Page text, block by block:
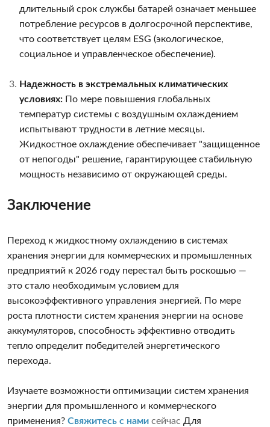
длительный срок службы батарей означает меньшее
потребление ресурсов в долгосрочной перспективе,
что соответствует целям ESG (экологическое,
социальное и управленческое обеспечение).
Надежность в экстремальных климатических
условиях: По мере повышения глобальных
температур системы с воздушным охлаждением
испытывают трудности в летние месяцы.
Жидкостное охлаждение обеспечивает "защищенное
от непогоды" решение, гарантирующее стабильную
мощность независимо от окружающей среды.
Заключение
Переход к жидкостному охлаждению в системах
хранения энергии для коммерческих и промышленных
предприятий к 2026 году перестал быть роскошью —
это стало необходимым условием для
высокоэффективного управления энергией. По мере
роста плотности систем хранения энергии на основе
аккумуляторов, способность эффективно отводить
тепло определит победителей энергетического
перехода.
Изучаете возможности оптимизации систем хранения
энергии для промышленного и коммерческого
применения? Свяжитесь с нами сейчас Для